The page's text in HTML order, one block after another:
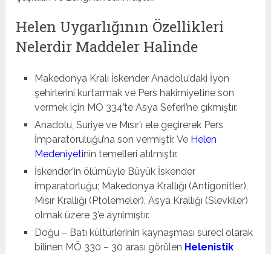
Helen Uygarlığının Özellikleri
Nelerdir Maddeler Halinde
Makedonya Kralı İskender Anadolu’daki İyon
şehirlerini kurtarmak ve Pers hakimiyetine son
vermek için MÖ 334’te Asya Seferi’ne çıkmıştır.
Anadolu, Suriye ve Mısır’ı ele geçirerek Pers
İmparatoruluğu’na son vermiştir. Ve Helen
Medeniyetinin temelleri atılmıştır.
İskender’in ölümüyle Büyük İskender
imparatorluğu; Makedonya Krallığı (Antigonitler),
Mısır Krallığı (Ptolemeler), Asya Krallığı (Slevkiler)
olmak üzere 3’e ayrılmıştır.
Doğu – Batı kültürlerinin kaynaşması süreci olarak
bilinen MÖ 330 – 30 arası görülen Helenistik